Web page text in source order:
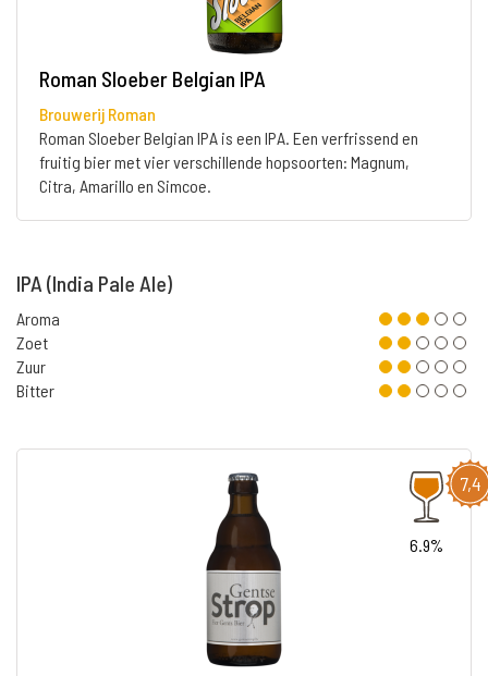
Roman Sloeber Belgian IPA
Brouwerij Roman
Roman Sloeber Belgian IPA is een IPA. Een verfrissend en
fruitig bier met vier verschillende hopsoorten: Magnum,
Citra, Amarillo en Simcoe.
IPA (India Pale Ale)
Aroma
Zoet
Zuur
Bitter
7,4
6.9%